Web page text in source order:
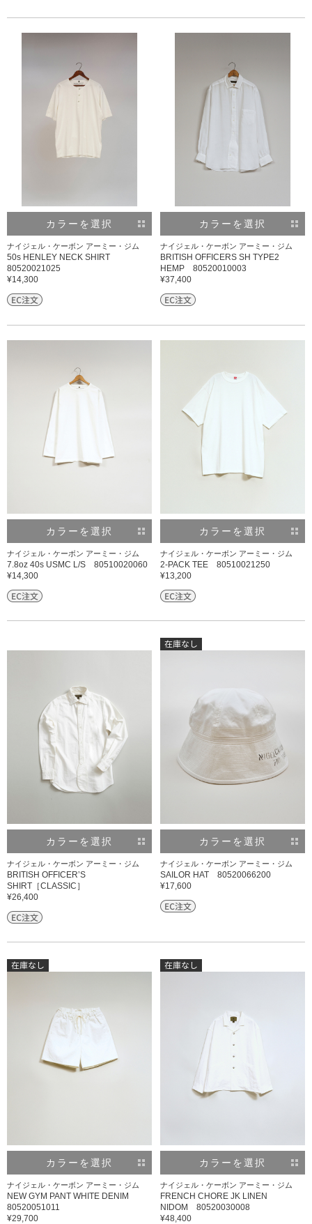
カラーを選択
ナイジェル・ケーボン アーミー・ジム
50s HENLEY NECK SHIRT
80520021025
¥14,300
カラーを選択
ナイジェル・ケーボン アーミー・ジム
BRITISH OFFICERS SH TYPE2
HEMP 80520010003
¥37,400
カラーを選択
ナイジェル・ケーボン アーミー・ジム
7.8oz 40s USMC L/S 80510020060
¥14,300
カラーを選択
ナイジェル・ケーボン アーミー・ジム
2-PACK TEE 80510021250
¥13,200
カラーを選択
ナイジェル・ケーボン アーミー・ジム
BRITISH OFFICER’S
SHIRT［CLASSIC］
¥26,400
カラーを選択
ナイジェル・ケーボン アーミー・ジム
SAILOR HAT 80520066200
¥17,600
カラーを選択
ナイジェル・ケーボン アーミー・ジム
NEW GYM PANT WHITE DENIM
80520051011
¥29,700
カラーを選択
ナイジェル・ケーボン アーミー・ジム
FRENCH CHORE JK LINEN
NIDOM 80520030008
¥48,400